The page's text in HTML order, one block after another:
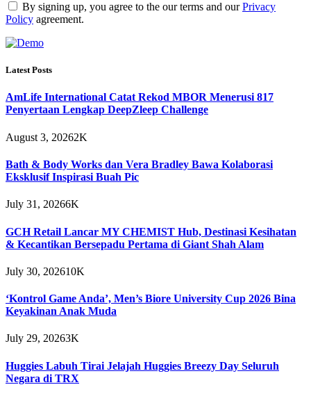
By signing up, you agree to the our terms and ourPrivacy
Policy agreement.
Latest Posts
AmLife International Catat Rekod MBOR Menerusi 817
Penyertaan Lengkap DeepZleep Challenge
August 3, 20262K
Bath & Body Works dan Vera Bradley Bawa Kolaborasi
Eksklusif Inspirasi Buah Pic
July 31, 20266K
GCH Retail Lancar MY CHEMIST Hub, Destinasi Kesihatan
& Kecantikan Bersepadu Pertama di Giant Shah Alam
July 30, 202610K
‘Kontrol Game Anda’, Men’s Biore University Cup 2026 Bina
Keyakinan Anak Muda
July 29, 20263K
Huggies Labuh Tirai Jelajah Huggies Breezy Day Seluruh
Negara di TRX